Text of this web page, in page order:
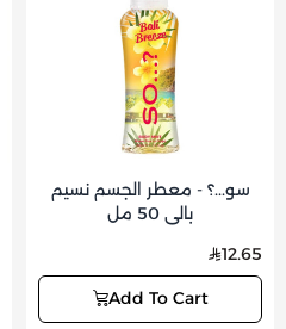
سو...؟ - معطر الجسم نسيم
بالي 50 مل
12.65
Add To Cart